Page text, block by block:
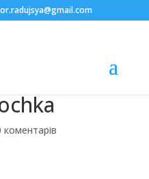
коментарів